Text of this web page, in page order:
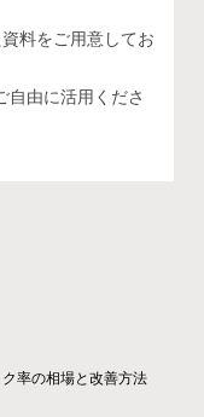
料をご用意してお
自由に活用くださ
率の相場と改善方法